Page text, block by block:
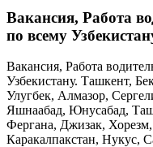
Вакансия, Работа
по всему
Вакансия, Работа
Узбекистану. Ташкент,
Улугбек, Алмазор,
Яшнаабад, Юнусабад,
Фергана, Джизак,
Каракалпакстан, Нукус,